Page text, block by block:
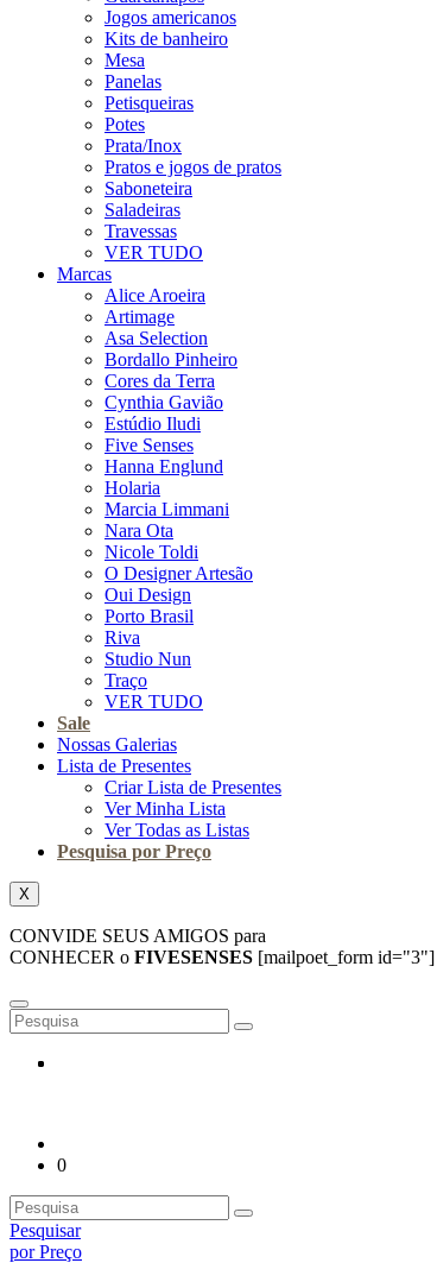
Jogos americanos
Kits de banheiro
Mesa
Panelas
Petisqueiras
Potes
Prata/Inox
Pratos e jogos de pratos
Saboneteira
Saladeiras
Travessas
VER TUDO
Marcas
Alice Aroeira
Artimage
Asa Selection
Bordallo Pinheiro
Cores da Terra
Cynthia Gavião
Estúdio Iludi
Five Senses
Hanna Englund
Holaria
Marcia Limmani
Nara Ota
Nicole Toldi
O Designer Artesão
Oui Design
Porto Brasil
Riva
Studio Nun
Traço
VER TUDO
Sale
Nossas Galerias
Lista de Presentes
Criar Lista de Presentes
Ver Minha Lista
Ver Todas as Listas
Pesquisa por Preço
X
CONVIDE SEUS AMIGOS para
CONHECER o FIVESENSES [mailpoet_form id="3"]
0
Pesquisar
por Preço